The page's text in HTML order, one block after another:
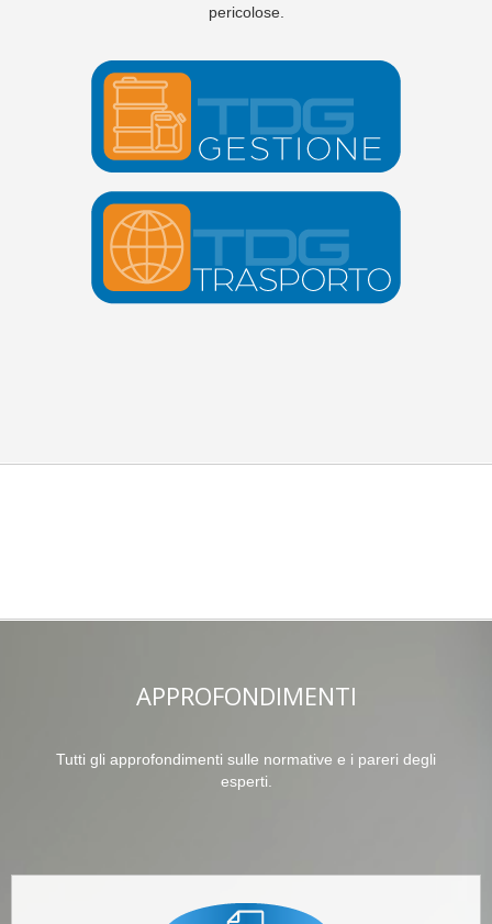
pericolose.
APPROFONDIMENTI
Tutti gli approfondimenti sulle normative e i pareri degli
esperti.